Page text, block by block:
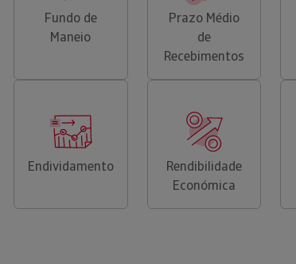
Fundo de
Maneio
Prazo Médio
de
Recebimentos
Endividamento
Rendibilidade
Económica